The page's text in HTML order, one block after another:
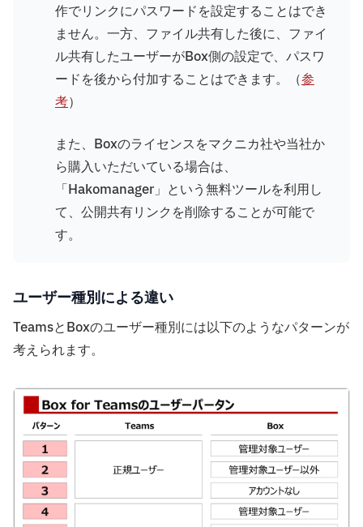
作でリンクにパスワードを設定することはでき
ません。一方、ファイル共有した後に、ファイ
ル共有したユーザーがBox側の設定で、パスワ
ードを後から付加することはできます。（参
考）
また、Boxのライセンスをマクニカ社や当社か
ら購入いただいている場合は、
「Hakomanager」という無料ツールを利用し
て、公開共有リンクを削除することが可能で
す。
ユーザー種別による違い
TeamsとBoxのユーザー種別には以下のようなパターンが
考えられます。